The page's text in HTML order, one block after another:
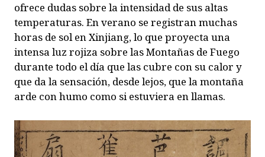
ofrece dudas sobre la intensidad de sus altas
temperaturas. En verano se registran muchas
horas de sol en Xinjiang, lo que proyecta una
intensa luz rojiza sobre las Montañas de Fuego
durante todo el día que las cubre con su calor y
que da la sensación, desde lejos, que la montaña
arde con humo como si estuviera en llamas.